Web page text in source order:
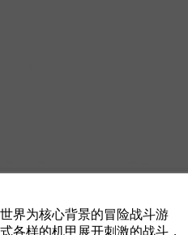
界为核心背景的冒险战斗游
各样的机甲展开刺激的战斗，